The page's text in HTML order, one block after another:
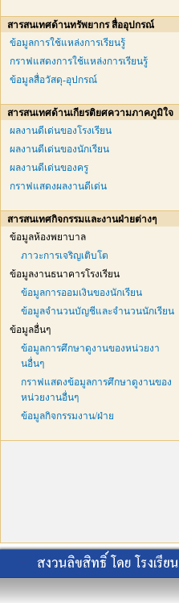
สารสนเทศด้านทรัพยากร สื่ออุปกรณ์
ข้อมูลการใช้แหล่งการเรียนรู้
กราฟแสดงการใช้แหล่งการเรียนรู้
ข้อมูลสื่อวัสดุ-อุปกรณ์
สารสนเทศด้านเกียรติยศความภาคภูมิใจ
ผลงานดีเด่นของโรงเรียน
ผลงานดีเด่นของนักเรียน
ผลงานดีเด่นของครู
กราฟแสดงผลงานดีเด่น
สารสนเทศกิจกรรมและงานฝ่ายต่างๆ
ข้อมูลห้องพยาบาล
ภาวะการเจริญเติบโต
ข้อมูลงานธนาคารโรงเรียน
ข้อมูลการออมเงินของนักเรียน
ข้อมูลจำนวนบัญชีและจำนวนนักเรียน
ข้อมูลอื่นๆ
ข้อมูลการศึกษาดูงานของหน่วยงา
นอื่นๆ
กราฟแสดงข้อมูลการศึกษาดูงานของ
หน่วยงานอื่นๆ
ข้อมูลกิจกรรมงาน/ฝ่าย